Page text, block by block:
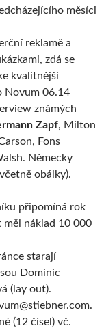
měsíci
reklamě a
zdá se
kvalitnější
Novum 06.14
známých
Zapf, Milton
Fons
Německy
obálky).
připomíná rok
měl náklad 10 000
starají
Dominic
(lay out).
(12 čísel) vč.